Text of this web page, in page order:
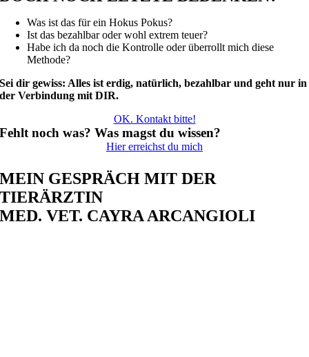
Was ist das für ein Hokus Pokus?
Ist das bezahlbar oder wohl extrem teuer?
Habe ich da noch die Kontrolle oder überrollt mich diese
Methode?
Sei dir gewiss: Alles ist erdig, natürlich, bezahlbar und geht nur in
der Verbindung mit DIR.
OK. Kontakt bitte!
Fehlt noch was? Was magst du wissen?
Hier erreichst du mich
MEIN GESPRÄCH MIT DER
TIERÄRZTIN
MED. VET. CAYRA ARCANGIOLI